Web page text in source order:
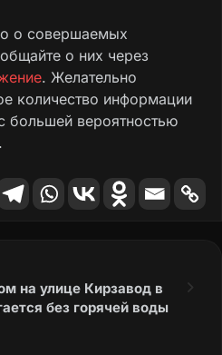
о совершаемых
о них через
. Желательно
количество информации
большей вероятностью
на улице Кирзавод в
без горячей воды